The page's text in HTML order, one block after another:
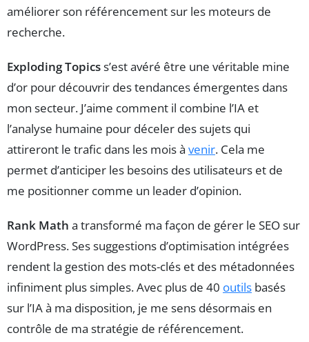
améliorer son référencement sur les moteurs de
recherche.
Exploding Topicss’est avéré être une véritable mine
d’or pour découvrir des tendances émergentes dans
mon secteur. J’aime comment il combine l’IA et
l’analyse humaine pour déceler des sujets qui
attireront le trafic dans les mois à venir. Cela me
permet d’anticiper les besoins des utilisateurs et de
me positionner comme un leader d’opinion.
Rank Math a transformé ma façon de gérer le SEO sur
WordPress. Ses suggestions d’optimisation intégrées
rendent la gestion des mots-clés et des métadonnées
infiniment plus simples. Avec plus de 40 outils basés
sur l’IA à ma disposition, je me sens désormais en
contrôle de ma stratégie de référencement.